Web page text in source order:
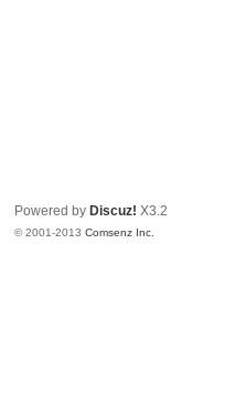
Powered by Discuz! X3.2
© 2001-2013Comsenz Inc.